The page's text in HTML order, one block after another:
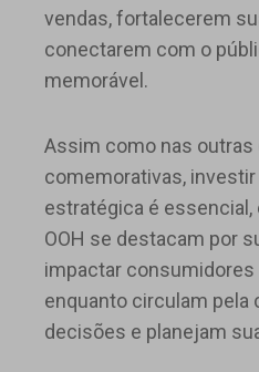
vendas, fortalecerem
conectarem com o
memorável.
Assim como nas outras
comemorativas,
estratégica é essencial,
OOH se destacam por
impactar
enquanto circulam pela
decisões e planejam